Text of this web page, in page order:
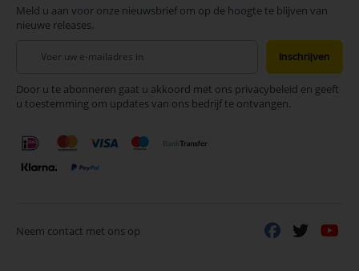
Meld u aan voor onze nieuwsbrief om op de hoogte te blijven van
nieuwe releases.
onze
nieuwsbrief
Inschrijven
Door u te abonneren gaat u akkoord met ons privacybeleid en geeft
u toestemming om updates van ons bedrijf te ontvangen.
Neem contact met ons op